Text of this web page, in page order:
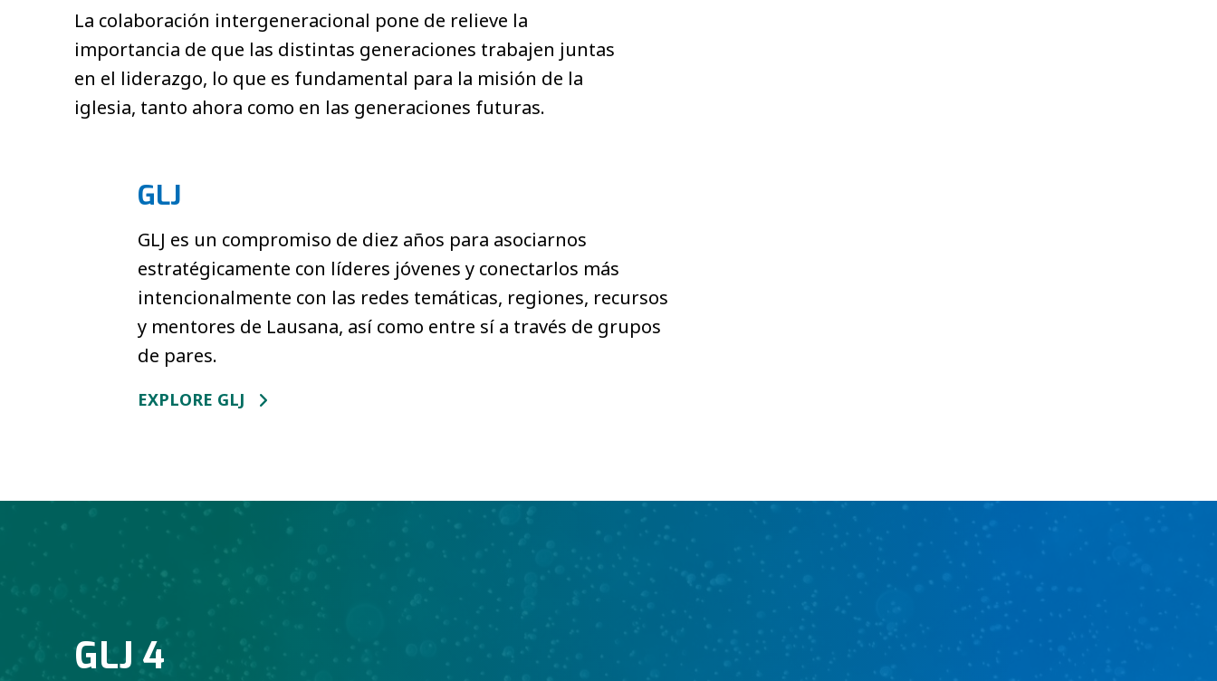
La colaboración intergeneracional pone de relieve la
importancia de que las distintas generaciones trabajen juntas
en el liderazgo, lo que es fundamental para la misión de la
iglesia, tanto ahora como en las generaciones futuras.
GLJ
GLJ es un compromiso de diez años para asociarnos
estratégicamente con líderes jóvenes y conectarlos más
intencionalmente con las redes temáticas, regiones, recursos
y mentores de Lausana, así como entre sí a través de grupos
de pares.
EXPLORE GLJ
GLJ 4